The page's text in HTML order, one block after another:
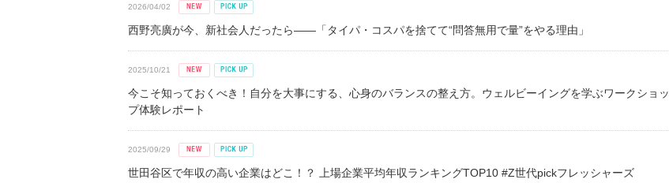
2026/04/02
西野亮廣が今、新社会人だったら――「タイパ・コスパを捨てて“問答無用で量”をやる理由」
2025/10/21
今こそ知っておくべき！自分を大事にする、心身のバランスの整え方。ウェルビーイングを学ぶワークショッ
プ体験レポート
2025/09/29
世田谷区で年収の高い企業はどこ！？ 上場企業平均年収ランキングTOP10 #Z世代pickフレッシャーズ